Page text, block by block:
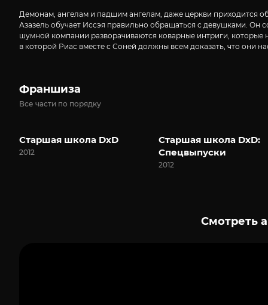
Демонам, ангелам и падшим ангелам, даже церкви приходится
Азазель обучает Иссэя правильно обращаться с девушками. Он
шумной компании разворачиваются коварные интриги,
в которой Риас вместе с Соней должны всем доказать, что они
Франшиза
Все части по порядку
Старшая школа DxD
2012
Старшая школа DxD:
Спецвыпуски
2012
Смотреть